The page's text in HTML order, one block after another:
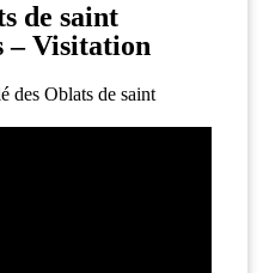
de saint
– Visitation
des Oblats de saint